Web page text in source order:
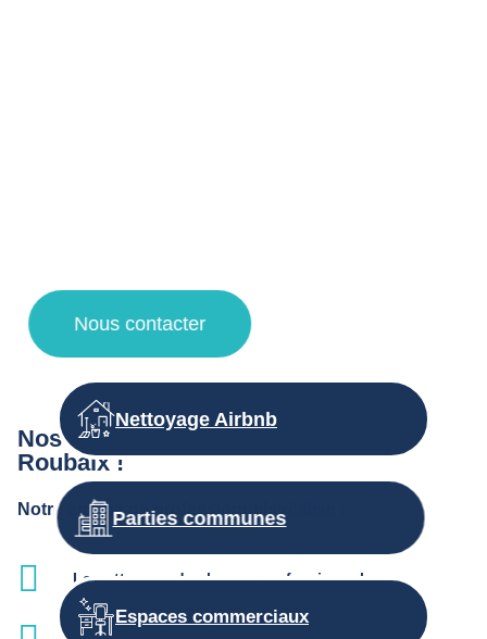
Nous contacter
Nos autres prestations d’entretien à
Roubaix !
Notre équipe de professionnels réalise :
Le nettoyage des locaux professionnels
L'entretien des parties communes et services
Nettoyage Airbnb
Parties communes
Espaces commerciaux